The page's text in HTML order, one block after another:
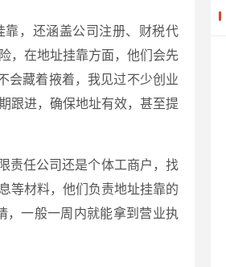
，还涵盖公司注册、财税代
，在地址挂靠方面，他们会先
会藏着掖着，我见过不少创业
跟进，确保地址有效，甚至提
责任公司还是个体工商户，找
等材料，他们负责地址挂靠的
，一般一周内就能拿到营业执